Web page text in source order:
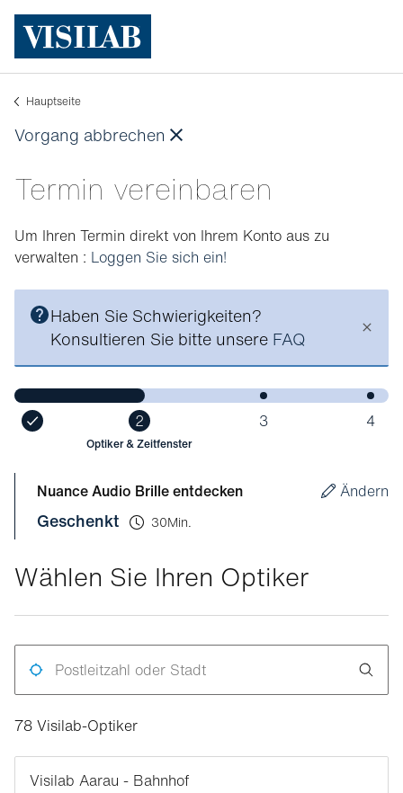
Hauptseite
Vorgang abbrechen
Termin vereinbaren
Um Ihren Termin direkt von Ihrem Konto aus zu
verwalten : Loggen Sie sich ein!
Haben Sie Schwierigkeiten?
Konsultieren Sie bitte unsere FAQ
2
Optiker & Zeitfenster
3 4
Nuance Audio Brille entdecken Ändern
Geschenkt 30Min.
Wählen Sie Ihren Optiker
stores
78 Visilab-Optiker
Visilab Aarau - Bahnhof